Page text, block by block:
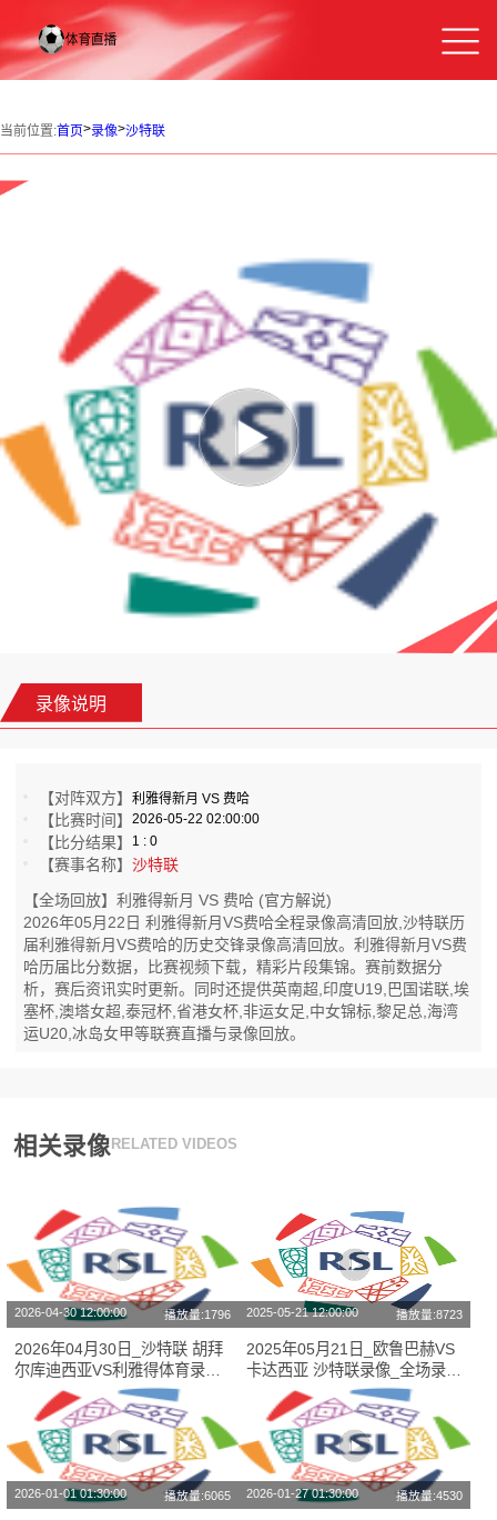
当前位置:首页>录像>沙特联
录像说明
【对阵双方】利雅得新月 VS 费哈
【比赛时间】2026-05-22 02:00:00
【比分结果】 1 : 0
【赛事名称】沙特联
【全场回放】利雅得新月 VS 费哈 (官方解说)
2026年05月22日 利雅得新月VS费哈全程录像高清回放,沙特联历
届利雅得新月VS费哈的历史交锋录像高清回放。利雅得新月VS费
哈历届比分数据，比赛视频下载，精彩片段集锦。赛前数据分
析，赛后资讯实时更新。同时还提供英南超,印度U19,巴国诺联,埃
塞杯,澳塔女超,泰冠杯,省港女杯,非运女足,中女锦标,黎足总,海湾
运U20,冰岛女甲等联赛直播与录像回放。
相关录像 RELATED VIDEOS
2026-04-30 12:00:00 播放量:1796
2026年04月30日_沙特联 胡拜
尔库迪西亚VS利雅得体育录像_
全场录像【全场回放】
2025-05-21 12:00:00 播放量:8723
2025年05月21日_欧鲁巴赫VS
卡达西亚 沙特联录像_全场录像
【全场回放】
2026-01-01 01:30:00 播放量:6065 2026-01-27 01:30:00 播放量:4530